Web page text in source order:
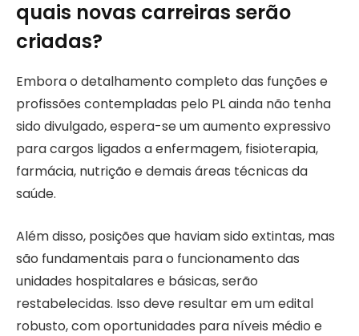
quais novas carreiras serão
criadas?
Embora o detalhamento completo das funções e
profissões contempladas pelo PL ainda não tenha
sido divulgado, espera-se um aumento expressivo
para cargos ligados a enfermagem, fisioterapia,
farmácia, nutrição e demais áreas técnicas da
saúde.
Além disso, posições que haviam sido extintas, mas
são fundamentais para o funcionamento das
unidades hospitalares e básicas, serão
restabelecidas. Isso deve resultar em um edital
robusto, com oportunidades para níveis médio e